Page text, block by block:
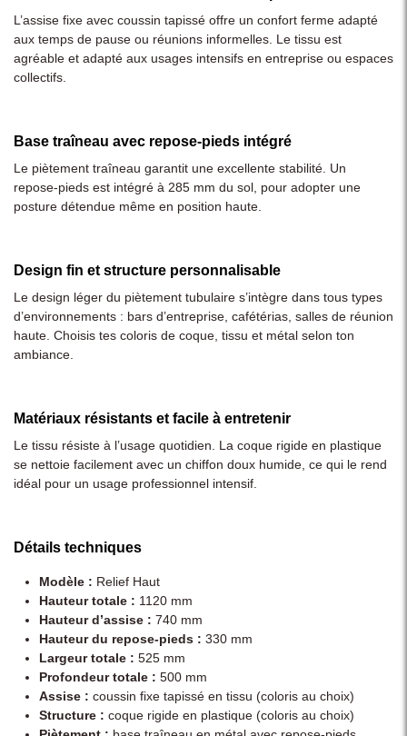
L’assise fixe avec coussin tapissé offre un confort ferme adapté
aux temps de pause ou réunions informelles. Le tissu est
agréable et adapté aux usages intensifs en entreprise ou espaces
collectifs.
Base traîneau avec repose-pieds intégré
Le piètement traîneau garantit une excellente stabilité. Un
repose-pieds est intégré à 285 mm du sol, pour adopter une
posture détendue même en position haute.
Design fin et structure personnalisable
Le design léger du piètement tubulaire s’intègre dans tous types
d’environnements : bars d’entreprise, cafétérias, salles de réunion
haute. Choisis tes coloris de coque, tissu et métal selon ton
ambiance.
Matériaux résistants et facile à entretenir
Le tissu résiste à l’usage quotidien. La coque rigide en plastique
se nettoie facilement avec un chiffon doux humide, ce qui le rend
idéal pour un usage professionnel intensif.
Détails techniques
Modèle : Relief Haut
Hauteur totale : 1120 mm
Hauteur d’assise : 740 mm
Hauteur du repose-pieds : 330 mm
Largeur totale : 525 mm
Profondeur totale : 500 mm
Assise : coussin fixe tapissé en tissu (coloris au choix)
Structure : coque rigide en plastique (coloris au choix)